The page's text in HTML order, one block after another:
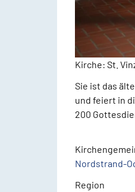
Kirche: St.
Sie ist das
und feiert in
200
Nordstrand-
Region